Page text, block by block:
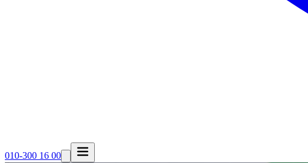
010-300 16 00